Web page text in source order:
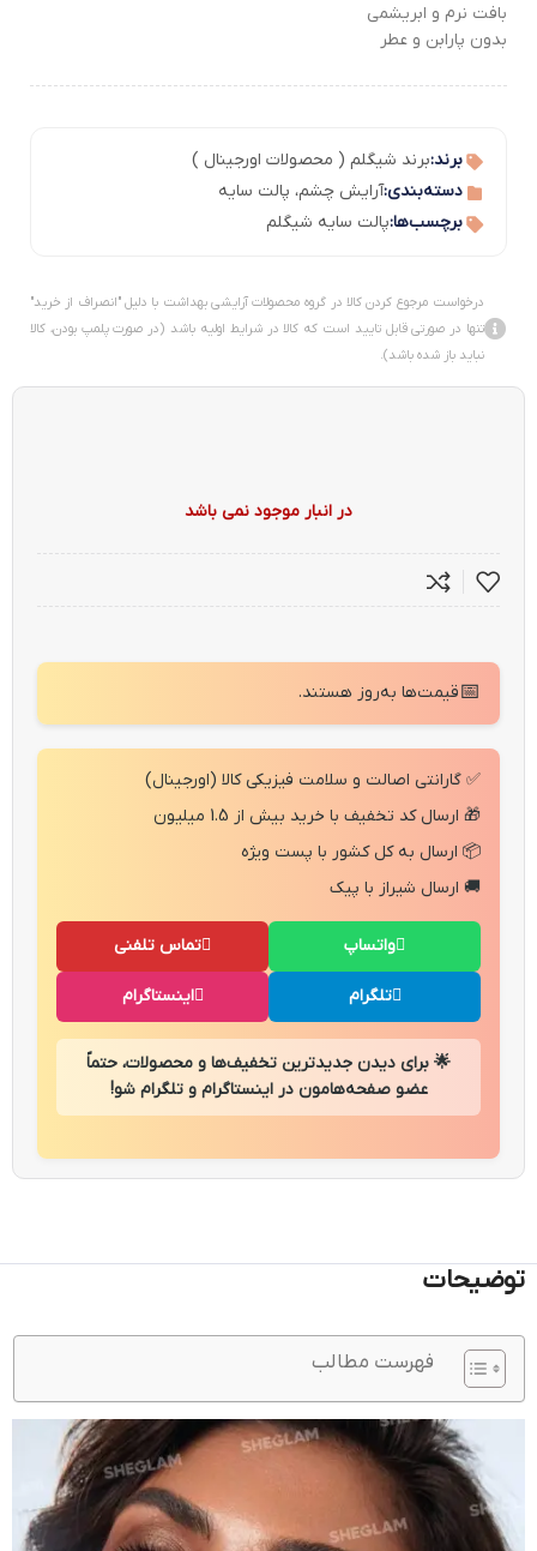
بافت نرم و ابریشمی
بدون پارابن و عطر
برند:برند شیگلم ( محصولات اورجینال )
دسته‌بندی:آرایش چشم، پالت سایه
برچسب‌ها:پالت سایه شیگلم
درخواست مرجوع کردن کالا در گروه محصولات آرایشی بهداشت با دلیل "انصراف از خرید"
تنها در صورتی قابل تایید است که کالا در شرایط اولیه باشد (در صورت پلمپ بودن، کالا
نباید باز شده باشد).
در انبار موجود نمی باشد
📅قیمت‌ها به‌روز هستند.
✅ گارانتی اصالت و سلامت فیزیکی کالا (اورجینال)
🎁 ارسال کد تخفیف با خرید بیش از 1.5 میلیون
📦 ارسال به کل کشور با پست ویژه
🚚 ارسال شیراز با پیک
تماس تلفنی واتساپ
اینستاگرام تلگرام
🌟 برای دیدن جدیدترین تخفیف‌ها و محصولات، حتماً
عضو صفحه‌هامون در اینستاگرام و تلگرام شو!
توضیحات
فهرست مطالب